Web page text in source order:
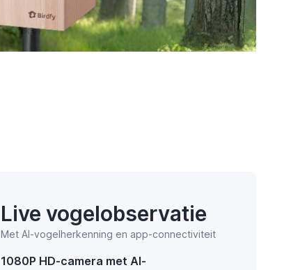
Live vogelobservatie
Met AI-vogelherkenning en app-connectiviteit
1080P HD-camera met AI-